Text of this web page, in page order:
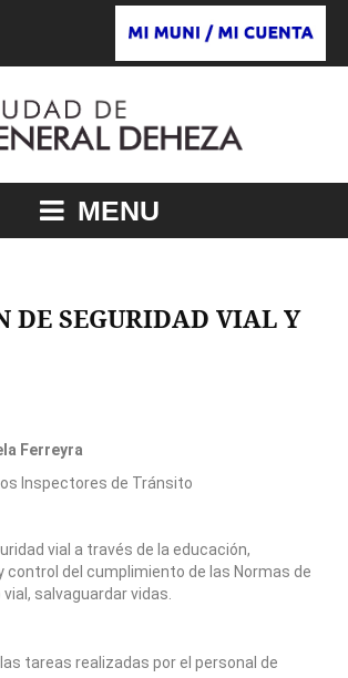
MENU
DE SEGURIDAD VIAL Y
Ferreyra
Inspectores de Tránsito
vial a través de la educación,
control del cumplimiento de las Normas de
salvaguardar vidas.
tareas realizadas por el personal de